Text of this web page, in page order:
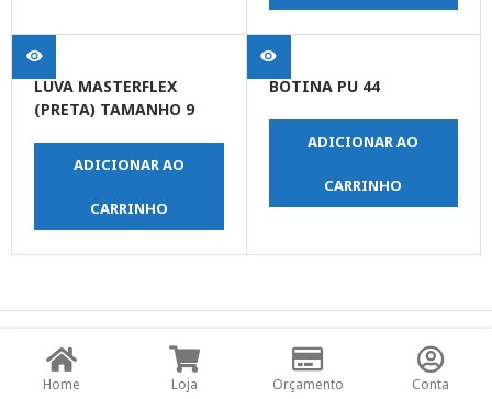
LUVA MASTERFLEX
(PRETA) TAMANHO 9
ADICIONAR AO
CARRINHO
BOTINA PU 44
ADICIONAR AO
CARRINHO
© Copyright JPrime Ferramentas - Todos os Direitos
Reservados - Desenvolvido por UNO Studio Digital.
Home Loja Orçamento Conta